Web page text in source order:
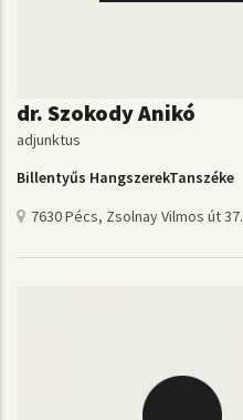
dr. Szokody Anikó
adjunktus
Billentyűs HangszerekTanszéke
7630 Pécs, Zsolnay Vilmos út 37.